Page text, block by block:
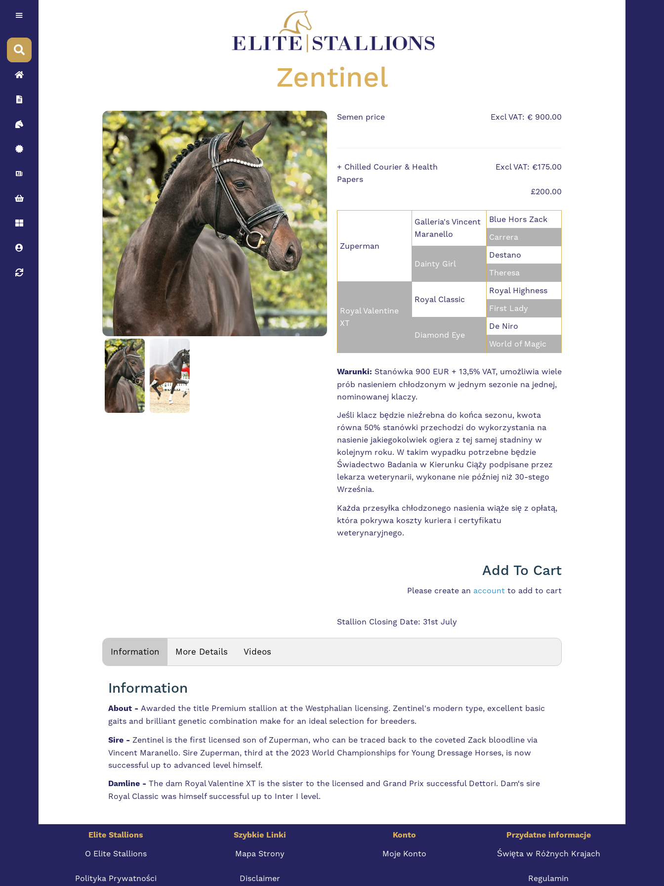
Zentinel
Semen price Excl VAT: € 900.00
+ Chilled Courier & Health
Papers
Excl VAT: €175.00
£200.00
Zuperman
Galleria's Vincent
Maranello
Blue Hors Zack
Carrera
Dainty Girl
Destano
Theresa
Royal Valentine
XT
Royal Classic
Royal Highness
First Lady
Diamond Eye
De Niro
World of Magic
Warunki: Stanówka 900 EUR + 13,5% VAT, umożliwia wiele
prób nasieniem chłodzonym w jednym sezonie na jednej,
nominowanej klaczy.
Jeśli klacz będzie nieźrebna do końca sezonu, kwota
równa 50% stanówki przechodzi do wykorzystania na
nasienie jakiegokolwiek ogiera z tej samej stadniny w
kolejnym roku. W takim wypadku potrzebne będzie
Świadectwo Badania w Kierunku Ciąży podpisane przez
lekarza weterynarii, wykonane nie później niż 30-stego
Września.
Każda przesyłka chłodzonego nasienia wiąże się z opłatą,
która pokrywa koszty kuriera i certyfikatu
weterynaryjnego.
Add To Cart
Please create an account to add to cart
Stallion Closing Date: 31st July
Information More Details Videos
Information
About - Awarded the title Premium stallion at the Westphalian licensing. Zentinel's modern type, excellent basic
gaits and brilliant genetic combination make for an ideal selection for breeders.
Sire - Zentinel is the first licensed son of Zuperman, who can be traced back to the coveted Zack bloodline via
Vincent Maranello. Sire Zuperman, third at the 2023 World Championships for Young Dressage Horses, is now
successful up to advanced level himself.
Damline - The dam Royal Valentine XT is the sister to the licensed and Grand Prix successful Dettori. Dam‘s sire
Royal Classic was himself successful up to Inter I level.
Elite Stallions Szybkie Linki Konto Przydatne informacje
O Elite Stallions Mapa Strony Moje Konto Święta w Różnych Krajach
Polityka Prywatności Disclaimer Regulamin